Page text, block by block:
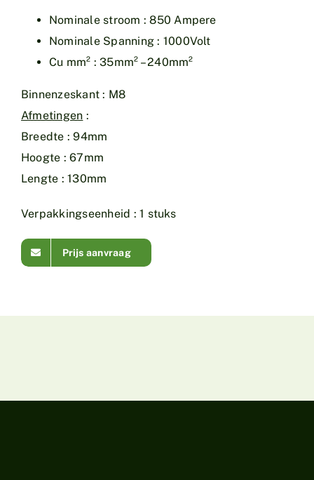
Nominale stroom : 850 Ampere
Nominale Spanning : 1000Volt
Cu mm² : 35mm² – 240mm²
Binnenzeskant : M8
Afmetingen :
Breedte : 94mm
Hoogte : 67mm
Lengte : 130mm
Verpakkingseenheid : 1 stuks
Prijs aanvraag